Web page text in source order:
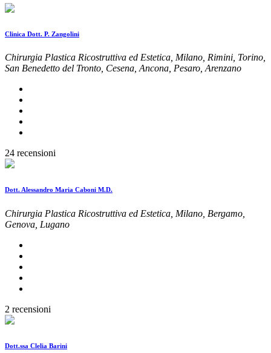
Clinica Dott. P. Zangolini
Chirurgia Plastica Ricostruttiva ed Estetica, Milano, Rimini, Torino,
San Benedetto del Tronto, Cesena, Ancona, Pesaro, Arenzano
24 recensioni
Dott. Alessandro Maria Caboni M.D.
Chirurgia Plastica Ricostruttiva ed Estetica, Milano, Bergamo,
Genova, Lugano
2 recensioni
Dott.ssa Clelia Barini